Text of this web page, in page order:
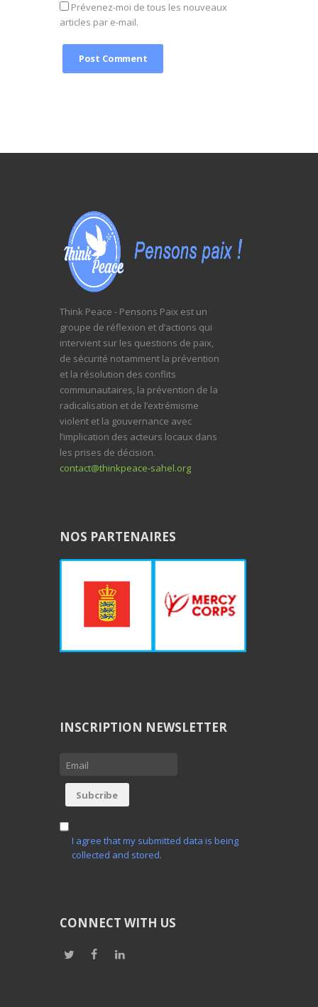
Prévenez-moi de tous les nouveaux
articles par e-mail.
Think Peace - Pensons Paix est un
groupe de réflexion et d’actions qui
intervient sur les questions de paix,
de sécurité notamment la prévention
et la résolution des conflits
communautaires, la prévention de la
radicalisation et de l’extrémisme
violent et la gouvernance avec
l’implication des acteurs locaux dans
les prises de décision.
contact@thinkpeace-sahel.org
NOS PARTENAIRES
INSCRIPTION NEWSLETTER
I agree that my submitted data is being
collected and stored.
CONNECT WITH US